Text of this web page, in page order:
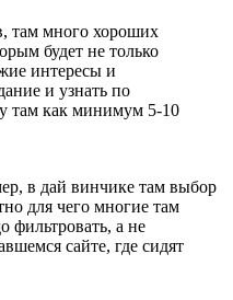
там много хороших
будет не только
интересы и
и узнать по
там как минимум 5-10
в дай винчике там выбор
для чего многие там
фильтровать, а не
сайте, где сидят